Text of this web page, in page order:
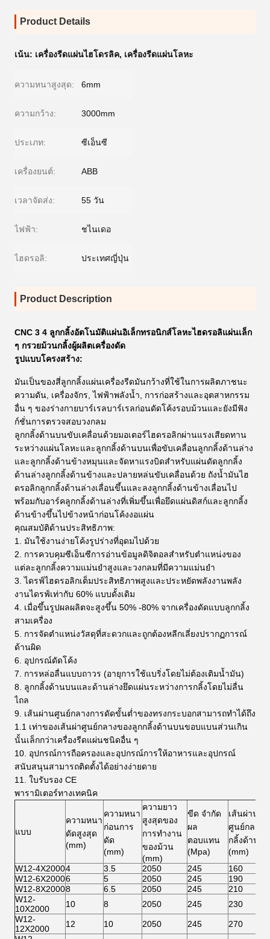
Product Details
เน้น: เครื่องรีดแผ่นไฮโดรลิค, เครื่องรีดแผ่นโลหะ
ความหนาสูงสุด: 6mm
ความกว้าง: 3000mm
ประเภท: ซีเอ็นซี
เครื่องยนต์: ABB
เวลาจัดส่ง: 55 วัน
ไฟฟ้า: ชไนเดอ
ไฮดรอลิ: ประเทศญี่ปุ่น
Product Description
CNC 3 4 ลูกกลิ้งอัตโนมัติแผ่นอิเล็กทรอนิกส์โลหะไฮดรอลิแผ่นเล็ก
ๆ กรวยม้วนกลิ้งผู้ผลิตเครื่องดัด
รูปแบบโครงสร้าง:
มันเป็นของสี่ลูกกลิ้งแผ่นเครื่องรีดมันกว้างที่ใช้ในการผลิตภาชนะ
ความดัน, เครื่องจักร, ไฟฟ้าพลังน้ำ, การก่อสร้างและอุตสาหกรรม
อื่น ๆ ของร่างกายบาร์เรลบาร์เรลก่อนดัดโค้งรอบม้วนและยังมีฟัง
ก์ชั่นการตรวจสอบวงกลม
ลูกกลิ้งด้านบนขับเคลื่อนด้วยมอเตอร์ไฮดรอลิกผ่านแรงเสียดทาน
ระหว่างแผ่นโลหะและลูกกลิ้งด้านบนเพื่อขับเคลื่อนลูกกลิ้งด้านล่าง
และลูกกลิ้งด้านข้างหมุนและจัดหาแรงบิดสำหรับแผ่นดัดลูกกลิ้ง
ด้านล่างลูกกลิ้งด้านข้างและปลายหล่นขับเคลื่อนด้วย ถังน้ำมันไฮ
ดรอลิกลูกกลิ้งด้านล่างเลื่อนขึ้นและลงลูกกลิ้งด้านข้างเลื่อนไป
พร้อมกับอาร์คลูกกลิ้งด้านล่างที่เพิ่มขึ้นเพื่อยึดแผ่นดิสก์และลูกกลิ้ง
ด้านข้างขึ้นไปข้างหน้าก่อนโค้งงอแผ่น
คุณสมบัติด้านประสิทธิภาพ:
1. มันใช้งานง่ายโค้งรูปร่างที่อุดมไปด้วย
2. การควบคุมซีเอ็นซีการอ่านข้อมูลดิจิตอลสำหรับตำแหน่งของ
แต่ละลูกกลิ้งความแม่นยำสูงและวงกลมที่มีความแม่นยำ
3. ไดรฟ์ไฮดรอลิกเต็มประสิทธิภาพสูงและประหยัดพลังงานพลัง
งานไดรฟ์เท่ากับ 60% แบบดั้งเดิม
4. เมื่อขึ้นรูปผลผลิตจะสูงขึ้น 50% -80% จากเครื่องดัดแบบลูกกลิ้ง
สามเครื่อง
5. การจัดตำแหน่งวัสดุที่สะดวกและถูกต้องหลีกเลี่ยงปรากฏการณ์
ด้านผิด
6. อุปกรณ์ดัดโค้ง
7. การหล่อลื่นแบบถาวร (อายุการใช้แบริ่งโดยไม่ต้องเติมน้ำมัน)
8. ลูกกลิ้งด้านบนและด้านล่างยึดแผ่นระหว่างการกลิ้งโดยไม่ลื่น
ไถล
9. เส้นผ่านศูนย์กลางการดัดขั้นต่ำของทรงกระบอกสามารถทำได้ถึง
1.1 เท่าของเส้นผ่าศูนย์กลางของลูกกลิ้งด้านบนขอบแบนส่วนเกิน
นั้นเล็กกว่าเครื่องรีดแผ่นชนิดอื่น ๆ
10. อุปกรณ์การถือครองและอุปกรณ์การให้อาหารและอุปกรณ์
สนับสนุนสามารถติดตั้งได้อย่างง่ายดาย
11. ใบรับรอง CE
พารามิเตอร์ทางเทคนิค
แบบ
ความหนา
ดัดสูงสุด
(mm)
ความหนา
ก่อนการ
ดัด
(mm)
ความยาว
สูงสุดของ
การทำงาน
ของม้วน
(mm)
ขีด จำกัด
ผล
ตอบแทน
(Mpa)
เส้นผ่าน
ศูนย์กลาง
กลิ้งด้านบน
(mm)
W12-4X20004 3.5 2050 245
160
W12-6X20006 5 2050 245
190
W12-8X20008 6.5 2050 245
210
W12-
10X2000
10 8 2050 245
230
W12-
12X2000
12 10 2050 245
270